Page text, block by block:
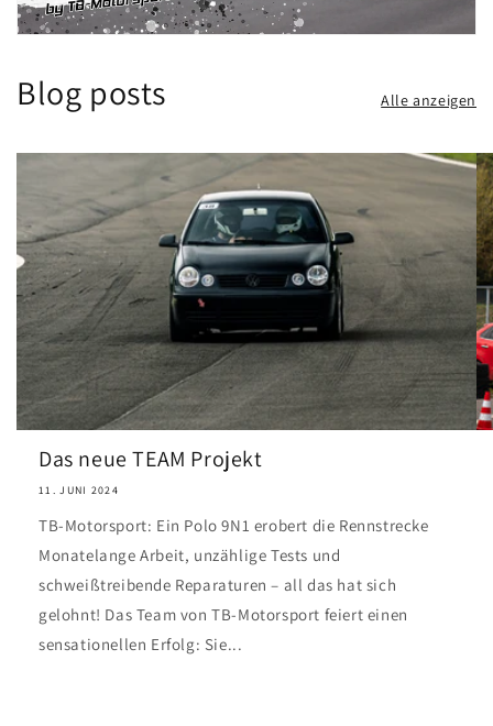
Blog posts Alle anzeigen
Das neue TEAM Projekt
11. JUNI 2024
TB-Motorsport: Ein Polo 9N1 erobert die Rennstrecke
Monatelange Arbeit, unzählige Tests und
schweißtreibende Reparaturen – all das hat sich
gelohnt! Das Team von TB-Motorsport feiert einen
sensationellen Erfolg: Sie...